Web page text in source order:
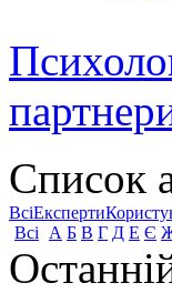
Список
ВсіЕксперти
Всі
А Б В Г Д Е Є